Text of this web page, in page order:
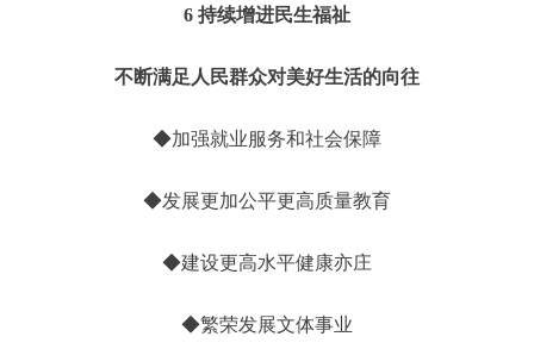
6 持续增进民生福祉
不断满足人民群众对美好生活的向往
◆加强就业服务和社会保障
◆发展更加公平更高质量教育
◆建设更高水平健康亦庄
◆繁荣发展文体事业